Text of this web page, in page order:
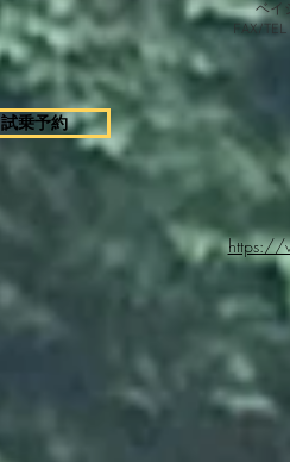
ベイ
FAX/TEL
試乗予約
https://